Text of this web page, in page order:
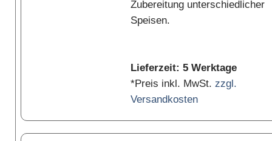
Zubereitung unterschiedlicher
Speisen.
Lieferzeit: 5 Werktage
*Preis inkl. MwSt. zzgl.
Versandkosten